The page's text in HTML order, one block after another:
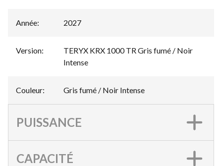
Année: 2027
Version:
TERYX KRX 1000 TR Gris fumé / Noir
Intense
Couleur: Gris fumé / Noir Intense
PUISSANCE
CAPACITÉ